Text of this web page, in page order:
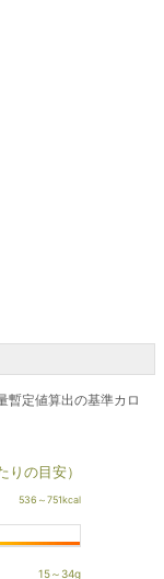
暫定値算出の基準カロ
りの目安）